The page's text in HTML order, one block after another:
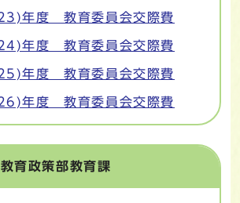
年度 教育委員会交際費
年度 教育委員会交際費
年度 教育委員会交際費
年度 教育委員会交際費
育政策部教育課